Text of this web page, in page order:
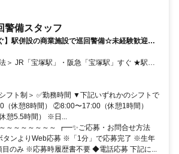
警備スタッフ
】駅併設の商業施設で巡回警備☆未経験歓迎・
勤務◎
クラク ★交通費実費支給
フト制＞ ✅勤務時間 ▼下記いずれかのシフトで
休憩8時間） ②8:00〜17:00（休憩1時間）
憩5.5時間） ※日...
～～～～～～～ ┏━✨ご応募・お問合せ方法
ンよりWeb応募 ※「1分」で応募完了 ※生年
目のみ ※応募時履歴書不要 ◆電話応募 下記に...